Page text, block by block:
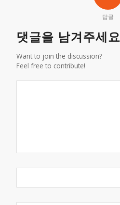
답글
댓글을 남겨주세요
Want to join the discussion?
Feel free to contribute!